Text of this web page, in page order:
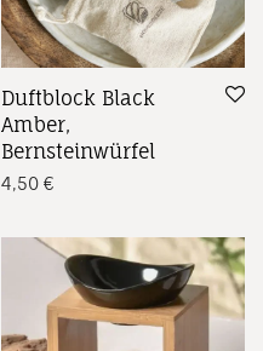
Duftblock Black
Amber,
Bernsteinwürfel
4,50 €